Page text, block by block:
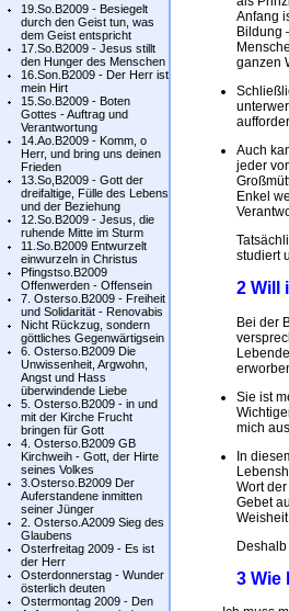
19.So.B2009 - Besiegelt
durch den Geist tun, was
dem Geist entspricht
17.So.B2009 - Jesus stillt
den Hunger des Menschen
16.Son.B2009 - Der Herr ist
mein Hirt
15.So.B2009 - Boten
Gottes - Auftrag und
Verantwortung
14.Ao.B2009 - Komm, o
Herr, und bring uns deinen
Frieden
13.So,B2009 - Gott der
dreifaltige, Fülle des Lebens
und der Beziehung
12.So.B2009 - Jesus, die
ruhende Mitte im Sturm
11.So.B2009 Entwurzelt
einwurzeln in Christus
Pfingstso.B2009
Offenwerden - Offensein
7. Osterso.B2009 - Freiheit
und Solidarität - Renovabis
Nicht Rückzug, sondern
göttliches Gegenwärtigsein
6. Osterso.B2009 Die
Unwissenheit, Argwohn,
Angst und Hass
überwindende Liebe
5. Osterso.B2009 - in und
mit der Kirche Frucht
bringen für Gott
4. Osterso.B2009 GB
Kirchweih - Gott, der Hirte
seines Volkes
3.Osterso.B2009 Der
Auferstandene inmitten
seiner Jünger
2. Osterso.A2009 Sieg des
Glaubens
Osterfreitag 2009 - Es ist
der Herr
Osterdonnerstag - Wunder
österlich deuten
Ostermontag 2009 - Den
Anfang
Bildung
ganzen
Auch
jeder
Enkel
studiert
2 Will
Bei der
Sie ist
mich
In
Wort
Gebet
3 Wie